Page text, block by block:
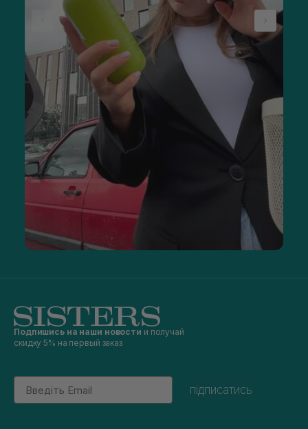
Подпишись на наши новости и получай
скидку 5% на первый заказ
Email
підписатись